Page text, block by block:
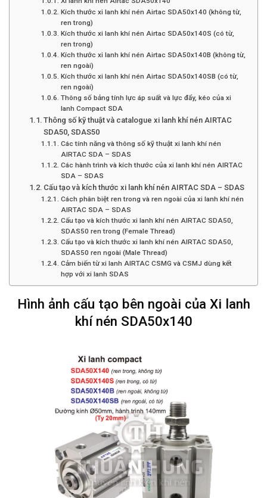
Kích thước xi lanh khí nén Airtac SDA50x140 (không từ,
ren trong)
Kích thước xi lanh khí nén Airtac SDA50x140S (có từ,
ren trong)
Kích thước xi lanh khí nén Airtac SDA50x140B (không từ,
ren ngoài)
Kích thước xi lanh khí nén Airtac SDA50x140SB (có từ,
ren ngoài)
Thông số bảng tính lực áp suất và lực đẩy, kéo của xi
lanh Compact SDA
Thông số kỹ thuật và catalogue xi lanh khí nén AIRTAC
SDA50, SDAS50
Các tính năng và thông số kỹ thuật xi lanh khí nén
AIRTAC SDA – SDAS
Các hành trình và kích thước của xi lanh khí nén AIRTAC
SDA – SDAS
Cấu tạo và kích thước xi lanh khí nén AIRTAC SDA – SDAS
Cách phân biệt ren trong và ren ngoài của xi lanh khí nén
AIRTAC SDA – SDAS
Cấu tạo và kích thước xi lanh khí nén AIRTAC SDA50,
SDAS50 ren trong (Female Thread)
Cấu tạo và kích thước xi lanh khí nén AIRTAC SDA50,
SDAS50 ren ngoài (Male Thread)
Cảm biến từ xi lanh AIRTAC CSMG và CSMJ dùng kết
hợp với xi lanh SDAS
Hình ảnh cấu tạo bên ngoài của Xi lanh
khí nén SDA50x140